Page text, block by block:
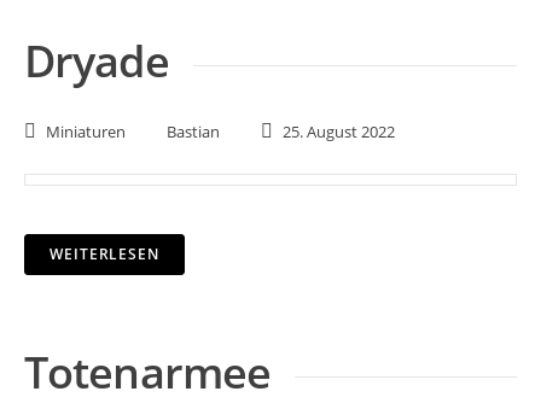
Dryade
Miniaturen Bastian 25. August 2022
WEITERLESEN
Totenarmee